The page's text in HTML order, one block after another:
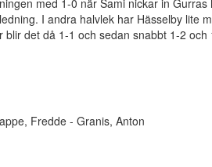
I andra halvlek har Hässelby lite
det då 1-1 och sedan snabbt 1-2
Fredde - Granis, Anton